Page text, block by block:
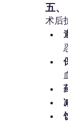
五
术后